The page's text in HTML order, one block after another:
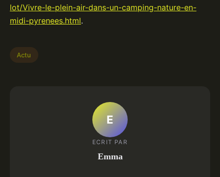
lot/Vivre-le-plein-air-dans-un-camping-nature-en-
midi-pyrenees.html.
Actu
E
ECRIT PAR
Emma